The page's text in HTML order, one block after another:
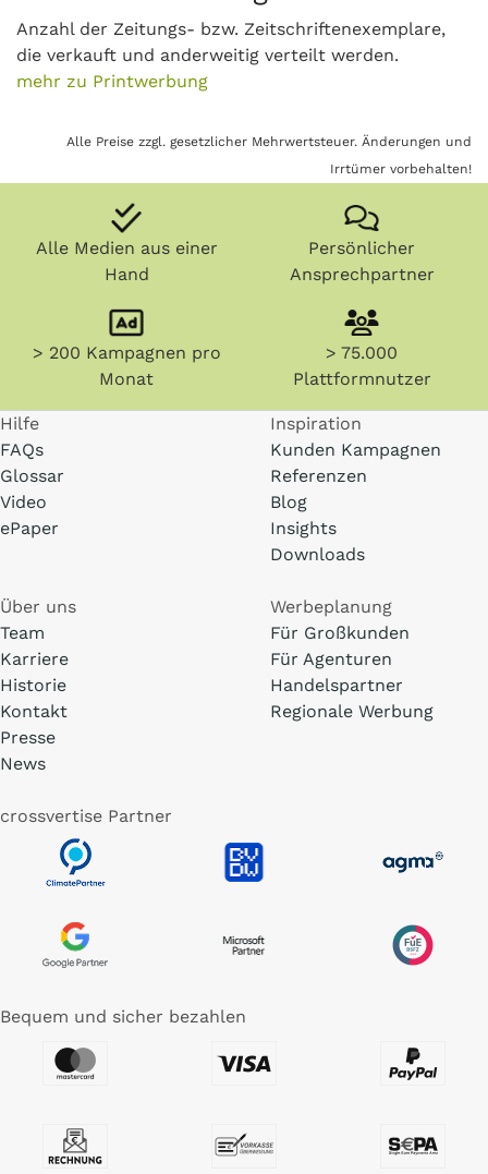
Anzahl der Zeitungs- bzw. Zeitschriftenexemplare,
die verkauft und anderweitig verteilt werden.
mehr zu Printwerbung
Alle Preise zzgl. gesetzlicher Mehrwertsteuer. Änderungen und
Irrtümer vorbehalten!
Alle Medien aus einer
Hand
Persönlicher
Ansprechpartner
> 200 Kampagnen pro
Monat
> 75.000
Plattformnutzer
Hilfe
FAQs
Glossar
Video
ePaper
Inspiration
Kunden Kampagnen
Referenzen
Blog
Insights
Downloads
Über uns
Team
Karriere
Historie
Kontakt
Presse
News
Werbeplanung
Für Großkunden
Für Agenturen
Handelspartner
Regionale Werbung
crossvertise Partner
Bequem und sicher bezahlen